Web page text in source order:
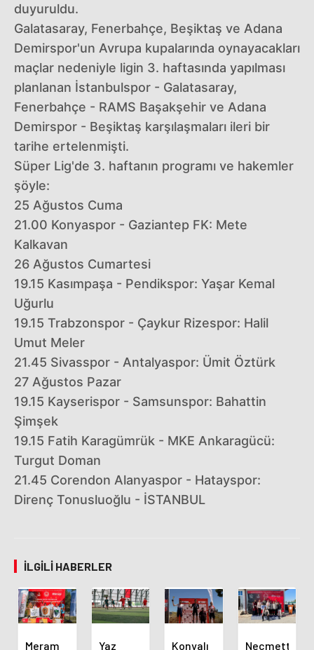
duyuruldu.
Galatasaray, Fenerbahçe, Beşiktaş ve Adana
Demirspor'un Avrupa kupalarında oynayacakları
maçlar nedeniyle ligin 3. haftasında yapılması
planlanan İstanbulspor - Galatasaray,
Fenerbahçe - RAMS Başakşehir ve Adana
Demirspor - Beşiktaş karşılaşmaları ileri bir
tarihe ertelenmişti.
Süper Lig'de 3. haftanın programı ve hakemler
şöyle:
25 Ağustos Cuma
21.00 Konyaspor - Gaziantep FK: Mete
Kalkavan
26 Ağustos Cumartesi
19.15 Kasımpaşa - Pendikspor: Yaşar Kemal
Uğurlu
19.15 Trabzonspor - Çaykur Rizespor: Halil
Umut Meler
21.45 Sivasspor - Antalyaspor: Ümit Öztürk
27 Ağustos Pazar
19.15 Kayserispor - Samsunspor: Bahattin
Şimşek
19.15 Fatih Karagümrük - MKE Ankaragücü:
Turgut Doman
21.45 Corendon Alanyaspor - Hatayspor:
Direnç Tonusluoğlu - İSTANBUL
İLGILI HABERLER
Meram Yaz Konyalı Necmettin